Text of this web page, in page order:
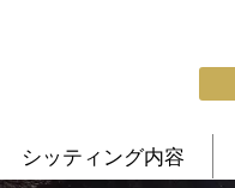
シッティング内容